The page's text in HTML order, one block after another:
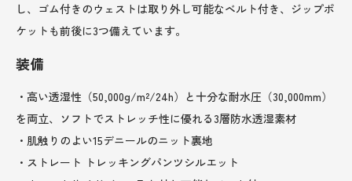
し、ゴム付きのウェストは取り外し可能なベルト付き、ジップポ
ケットも前後に3つ備えています。
装備
・高い透湿性（50,000g/m²/24h）と十分な耐水圧（30,000mm）
を両立、ソフトでストレッチ性に優れる3層防水透湿素材
・肌触りのよい15デニールのニット裏地
・ストレート トレッキングパンツシルエット